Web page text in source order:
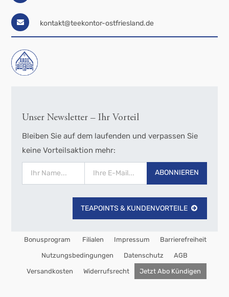
kontakt@teekontor-ostfriesland.de
Unser Newsletter – Ihr Vorteil
Bleiben Sie auf dem laufenden und verpassen Sie
keine Vorteilsaktion mehr:
ABONNIEREN
TEAPOINTS & KUNDENVORTEILE
Bonusprogram Filialen Impressum Barrierefreiheit
Nutzungsbedingungen Datenschutz AGB
Versandkosten Widerrufsrecht Jetzt Abo Kündigen